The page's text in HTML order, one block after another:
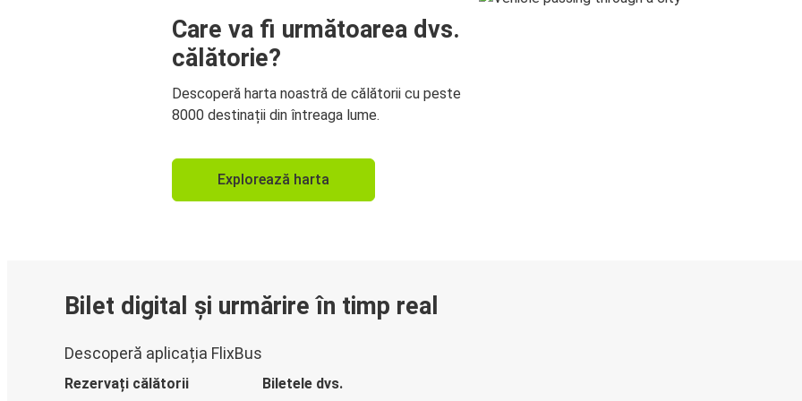
Care va fi următoarea dvs.
călătorie?
Descoperă harta noastră de călătorii cu peste
8000 destinații din întreaga lume.
Explorează harta
Bilet digital și urmărire în timp real
Descoperă aplicația FlixBus
Rezervați călătorii Biletele dvs.